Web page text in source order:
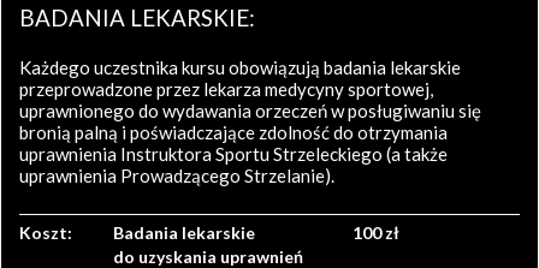
BADANIA LEKARSKIE:
Każdego uczestnika kursu obowiązują badania lekarskie
przeprowadzone przez lekarza medycyny sportowej,
uprawnionego do wydawania orzeczeń w posługiwaniu się
bronią palną i poświadczające zdolność do otrzymania
uprawnienia Instruktora Sportu Strzeleckiego (a także
uprawnienia Prowadzącego Strzelanie).
Koszt:
Badania lekarskie
do uzyskania uprawnień
100 zł